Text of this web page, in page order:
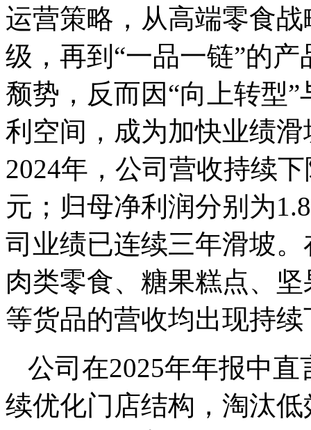
运营策略，从高端零食
级，再到“一品一链”的
颓势，反而因“向上转型
利空间，成为加快业绩
2024年，公司营收持续
元；归母净利润分别为
司业绩已连续三年滑坡
肉类零食、糖果糕点、
等货品的营收均出现持续
公司在2025年年报中
续优化门店结构，淘汰